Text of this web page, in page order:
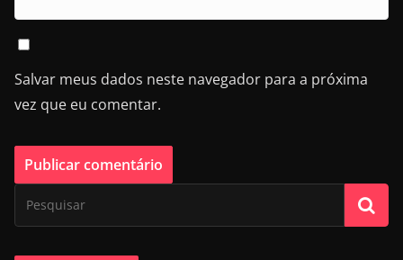
Salvar meus dados neste navegador para a próxima
vez que eu comentar.